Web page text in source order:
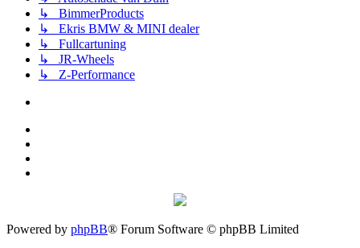
↳ BimmerProducts
↳ Ekris BMW & MINI dealer
↳ Fullcartuning
↳ JR-Wheels
↳ Z-Performance
Powered by phpBB® Forum Software © phpBB Limited